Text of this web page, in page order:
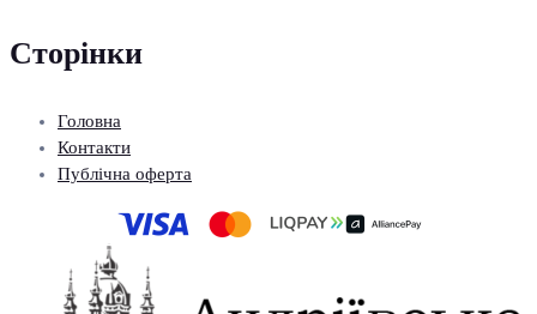
Сторінки
Головна
Контакти
Публічна оферта